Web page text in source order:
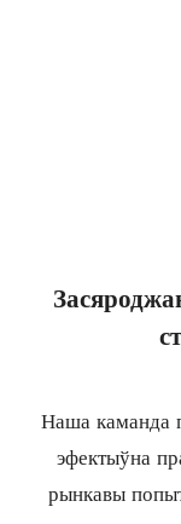
Наша каманда
эфектыўна
рынкавы